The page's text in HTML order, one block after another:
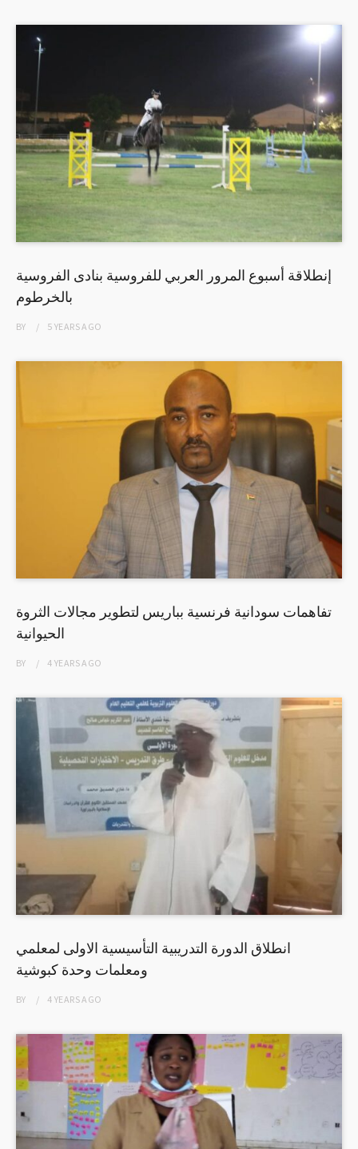
إنطلاقة أسبوع المرور العربي للفروسية بنادى الفروسية
بالخرطوم
BY 5 YEARSAGO
تفاهمات سودانية فرنسية بباريس لتطوير مجالات الثروة
الحيوانية
BY 4 YEARSAGO
انطلاق الدورة التدريبية التأسيسية الاولى لمعلمي
ومعلمات وحدة كبوشية
BY 4 YEARSAGO